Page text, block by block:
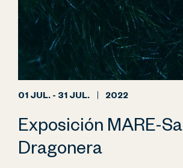
01 JUL. - 31 JUL. 2022
Exposición MARE-Sa
Dragonera